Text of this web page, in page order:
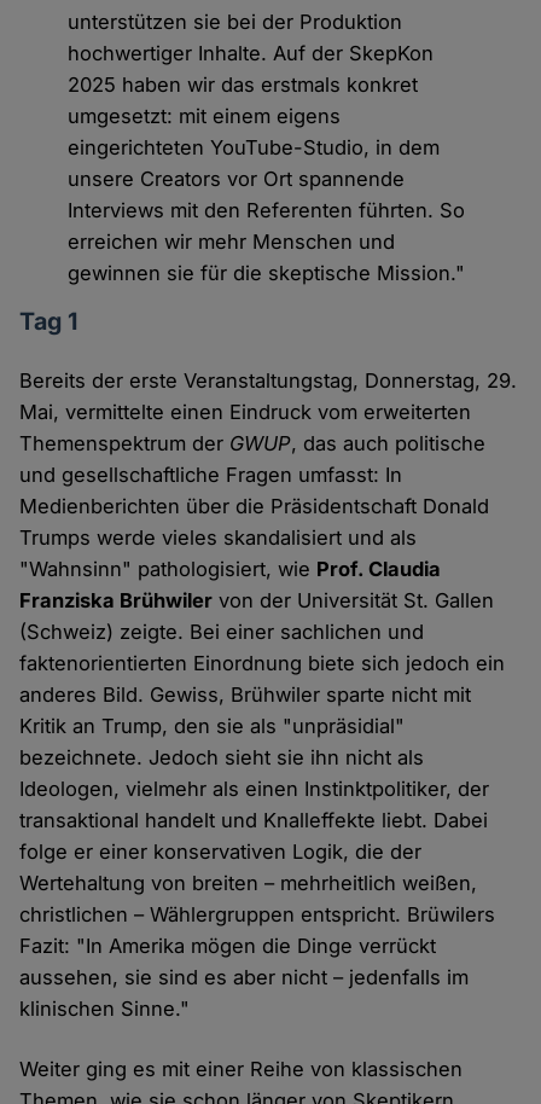
unterstützen sie bei der Produktion
hochwertiger Inhalte. Auf der SkepKon
2025 haben wir das erstmals konkret
umgesetzt: mit einem eigens
eingerichteten YouTube-Studio, in dem
unsere Creators vor Ort spannende
Interviews mit den Referenten führten. So
erreichen wir mehr Menschen und
gewinnen sie für die skeptische Mission."
Tag 1
Bereits der erste Veranstaltungstag, Donnerstag, 29.
Mai, vermittelte einen Eindruck vom erweiterten
Themenspektrum der GWUP, das auch politische
und gesellschaftliche Fragen umfasst: In
Medienberichten über die Präsidentschaft Donald
Trumps werde vieles skandalisiert und als
"Wahnsinn" pathologisiert, wie Prof. Claudia
Franziska Brühwiler von der Universität St. Gallen
(Schweiz) zeigte. Bei einer sachlichen und
faktenorientierten Einordnung biete sich jedoch ein
anderes Bild. Gewiss, Brühwiler sparte nicht mit
Kritik an Trump, den sie als "unpräsidial"
bezeichnete. Jedoch sieht sie ihn nicht als
Ideologen, vielmehr als einen Instinktpolitiker, der
transaktional handelt und Knalleffekte liebt. Dabei
folge er einer konservativen Logik, die der
Wertehaltung von breiten – mehrheitlich weißen,
christlichen – Wählergruppen entspricht. Brüwilers
Fazit: "In Amerika mögen die Dinge verrückt
aussehen, sie sind es aber nicht – jedenfalls im
klinischen Sinne."
Weiter ging es mit einer Reihe von klassischen